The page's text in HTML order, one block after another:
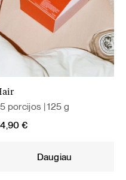
porcijos | 125 g
€
Daugiau